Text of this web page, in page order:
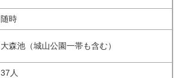
随時
大森池（城山公園一帯も含む）
37人